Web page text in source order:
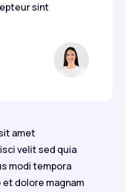
sint
amet
velit sed quia
modi tempora
dolore magnam